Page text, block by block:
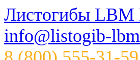
Листогибы LBM
info@listogib-